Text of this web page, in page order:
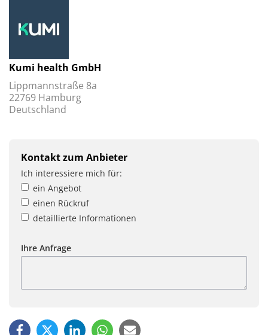
Kumi health GmbH
Lippmannstraße 8a
22769 Hamburg
Deutschland
Kontakt zum Anbieter
Ich interessiere mich für:
ein Angebot
einen Rückruf
detaillierte Informationen
Ihre Anfrage